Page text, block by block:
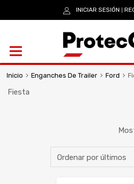
INICIAR SESIÓN
Inicio Enganches De Trailer Ford
Fiesta